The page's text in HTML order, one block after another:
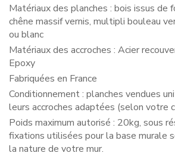
Matériaux des planches : bois issus de
chêne massif vernis, multipli bouleau
ou blanc
Matériaux des accroches : Acier
Epoxy
Fabriquées en France
Conditionnement : planches vendues
leurs accroches adaptées (selon votre
Poids maximum autorisé : 20kg, sous
fixations utilisées pour la base murale
la nature de votre mur.